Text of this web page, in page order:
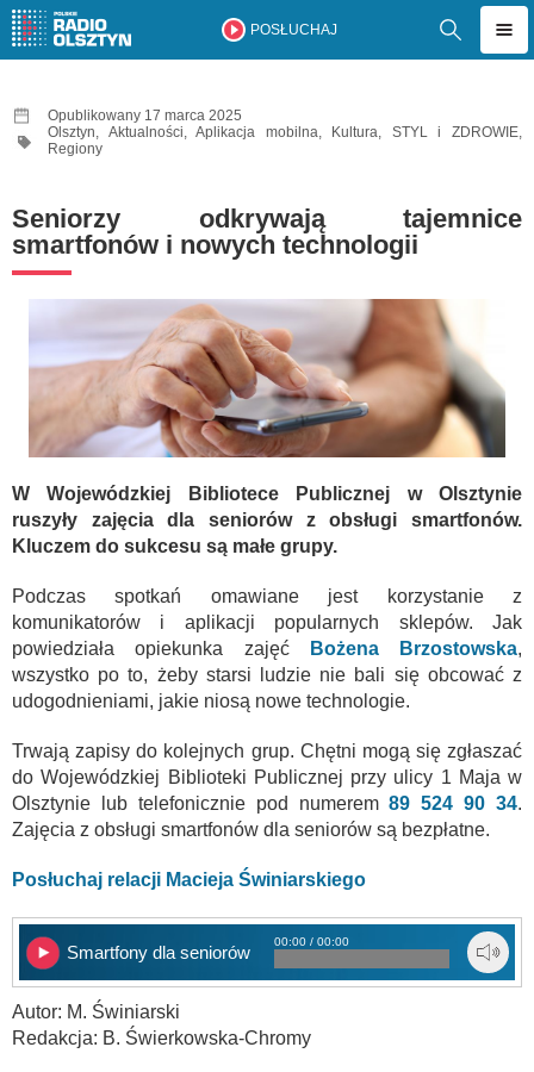
POSŁUCHAJ
Opublikowany 17 marca 2025
Olsztyn, Aktualności,Aplikacja mobilna, Kultura, STYL i ZDROWIE,
Regiony
Seniorzy odkrywają tajemnice
smartfonów i nowych technologii
W Wojewódzkiej Bibliotece Publicznej w Olsztynie
ruszyły zajęcia dla seniorów z obsługi smartfonów.
Kluczem do sukcesu są małe grupy.
Podczas spotkań omawiane jest korzystanie z
komunikatorów i aplikacji popularnych sklepów. Jak
powiedziała opiekunka zajęć
Bożena Brzostowska,
wszystko po to, żeby starsi ludzie nie bali się obcować z
udogodnieniami, jakie niosą nowe technologie.
Trwają zapisy do kolejnych grup. Chętni mogą się zgłaszać
do Wojewódzkiej Biblioteki Publicznej przy ulicy 1 Maja w
Olsztynie lub telefonicznie pod numerem89 524 90 34.
Zajęcia z obsługi smartfonów dla seniorów są bezpłatne.
Posłuchaj relacji Macieja Świniarskiego
Smartfony dla seniorów
00:00 / 00:00
Autor: M. Świniarski
Redakcja: B. Świerkowska-Chromy